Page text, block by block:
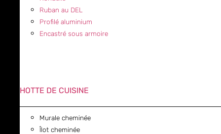
Ruban au DEL
Profilé aluminium
Encastré sous armoire
HOTTE DE CUISINE
Murale cheminée
Îlot cheminée